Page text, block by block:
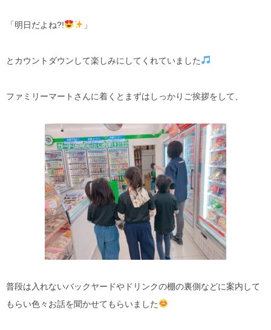
「明日だよね?! 」
とカウントダウンして楽しみにしてくれていました
ファミリーマートさんに着くとまずはしっかりご挨拶をして、
普段は入れないバックヤードやドリンクの棚の裏側などに案内して
もらい色々お話を聞かせてもらいました